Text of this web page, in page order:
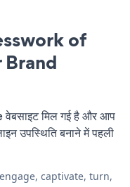
of
Brand
मिल गई है और आप
उपस्थिति बनाने में पहली
captivate, turn,